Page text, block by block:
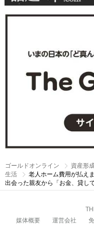
ゴールドオンライン 資産形
生活
老人ホーム費用が払え
出会った親友から「お金、貸し
媒体概要
運営会社